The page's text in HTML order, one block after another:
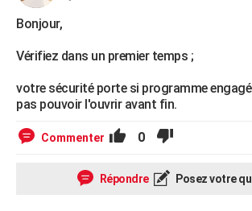
Bricolage
Lifestyle
Culture
Sport
Auto
Television
Voyage
Cinema
Bonjour,
Vérifiez dans un premier temps ;
votre sécurité porte si programme
pas pouvoir l'ouvrir avant fin.
Commenter 0
Répondre Posez votre